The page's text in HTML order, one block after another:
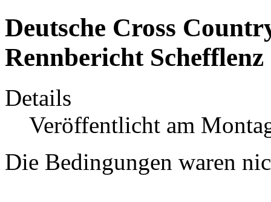
Deutsche Cross
Rennbericht Schefflenz
Details
Veröffentlicht am
Die Bedingungen waren